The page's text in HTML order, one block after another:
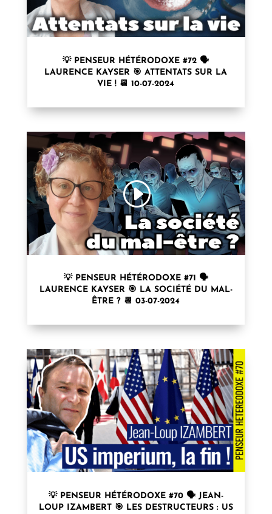
💡 PENSEUR HÉTÉRODOXE #72 🗣
LAURENCE KAYSER⁩ 🎯 ATTENTATS SUR LA
VIE ! 📆 10-07-2024
💡 PENSEUR HÉTÉRODOXE #71 🗣
LAURENCE KAYSER⁩ 🎯 LA SOCIÉTÉ DU MAL-
ÊTRE ? 📆 03-07-2024
💡 PENSEUR HÉTÉRODOXE #70 🗣 JEAN-
LOUP IZAMBERT 🎯 LES DESTRUCTEURS : US